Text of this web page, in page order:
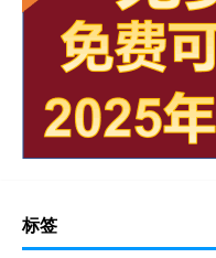
标签